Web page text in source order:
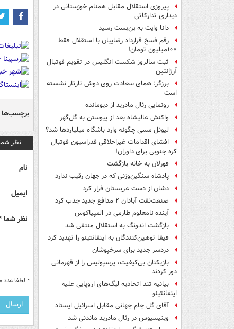
پیروزی استقلال مقابل همنام خوزستانی در
دیداری تدارکاتی
دانا وایت به بن‌بست رسید
رقم فسخ قرارداد رضاییان با استقلال فقط
۱۰۰میلیون تومان!
ثبت سالروز شکست انگلیس در تقویم فوتبال
آرژانتین
برزگر: همای سعادت روی دوش تارتار نشسته
است
رونمایی رئال مادرید از دیومانده
واکنش عالیشاه بعد از پیوستن به گل‌گهر
لیونل مسی چگونه وارد باشگاه میلیاردها شد؟
افشای اقدامات غیراخلاقی فدراسیون فوتبال
کره جنوبی برای داوران!
فورلان به خانه بازگشت
پادشاه سنگین‌وزنی که در جهان رقیب ندارد
دشان از دست عربستان فرار کرد
صنعت‌نفت آبادان ۲ مدافع جدید جذب کرد
آینده نامعلوم طارمی در المپیاکوس
بازگشت اندونگ به استقلال منتفی شد
فیفا توهین‌کنندگان به اینفانتینو را تهدید کرد
دردسر جدید برای سرخپوشان
بازیکنان بی‌کیفیت، پرسپولیس را از قهرمانی
دور کردند
بیانیه تند اتحادیه لیگ‌های اروپایی علیه
اینفانتینو
آقای گل جام جهانی مقابل اسرائیل ایستاد
وینیسیوس در رئال مادرید ماندنی شد
برچسب‌ها
نظر
نام
ایمیل
نظر شما
* لطفا عدد